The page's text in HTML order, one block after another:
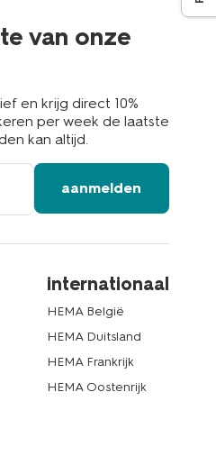
van onze
en krijg direct 10%
per week de laatste
kan altijd.
aanmelden
internationaal
HEMA België
HEMA Duitsland
HEMA Frankrijk
HEMA Oostenrijk